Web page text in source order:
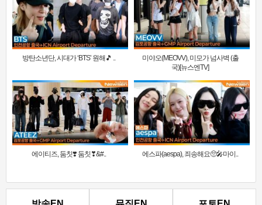
방탄소년단, 시대가 ‘BTS’ 원해🎵 ..
미야오(MEOVV), 미모가 넘사벽 (출
국)[뉴스엔TV]
에이티즈, 둠칫❣️ 둠칫❣&#.. 에스파(aespa), 죄송해요🥺🎤마이..